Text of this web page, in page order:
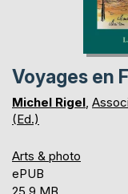
Voyages en
Michel Rigel,
(Ed.)
Arts & photo
ePUB